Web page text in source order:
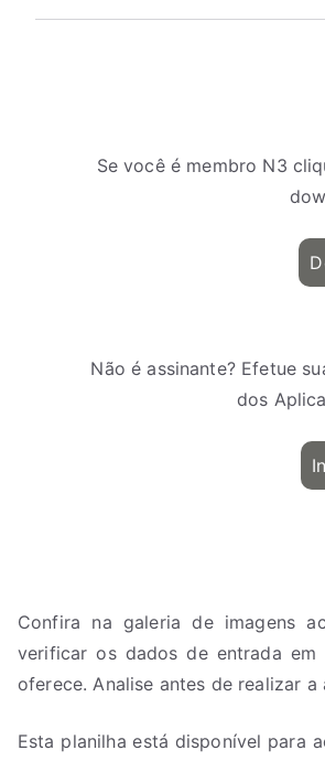
Se você é membro N3
Não é assinante? Efetue
dos
Confira na galeria de imagens
verificar os dados de entrada
oferece. Analise antes de realizar
Esta planilha está disponível para